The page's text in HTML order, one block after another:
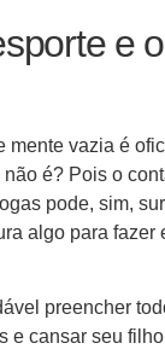
e
mente vazia é
é? Pois o
pode, sim,
algo para fazer
preencher
e cansar seu filho